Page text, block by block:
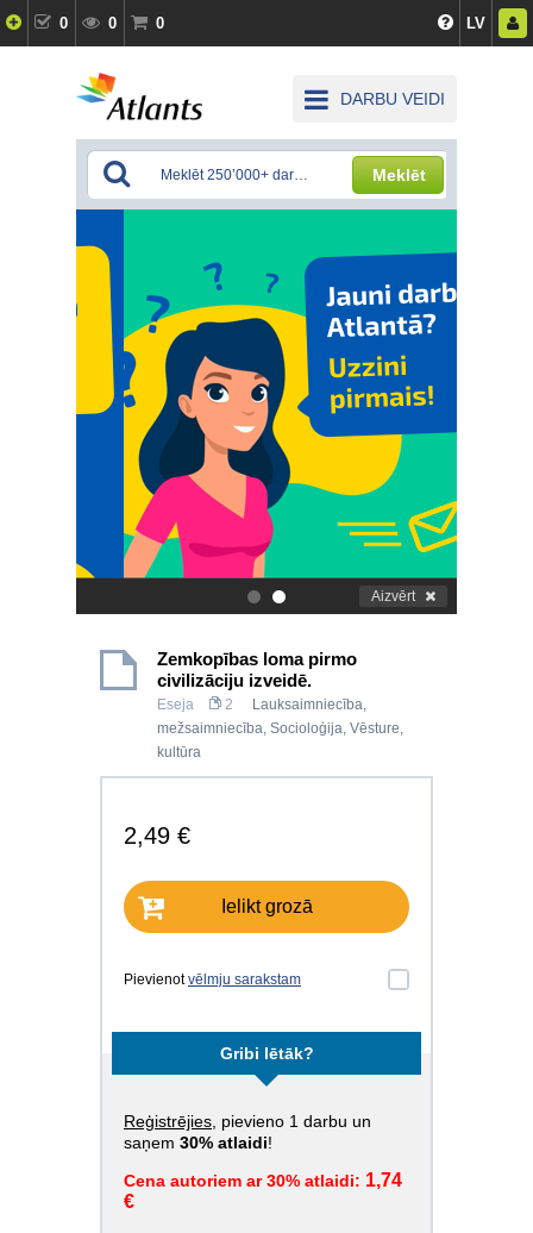
0 0 0 LV
DARBU VEIDI
Meklēt
. Aizvērt
Zemkopības loma pirmo
civilizāciju izveidē.
Eseja 2
Lauksaimniecība,
mežsaimniecība, Socioloģija, Vēsture,
kultūra
2,49 €
Ielikt grozā
Pievienotvēlmju sarakstam
Gribi lētāk?
Reģistrējies , pievieno 1 darbu un
saņem 30% atlaidi!
Cena autoriem ar 30% atlaidi: 1,74
€